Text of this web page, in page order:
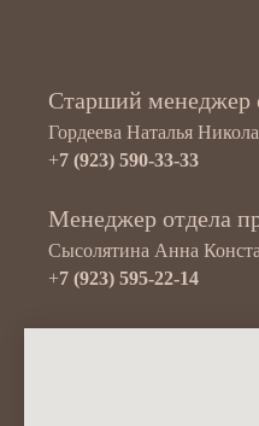
Старший менеджер
Гордеева Наталья
+7 (923) 590-33-33
Менеджер отдела
Сысолятина Анна
+7 (923) 595-22-14